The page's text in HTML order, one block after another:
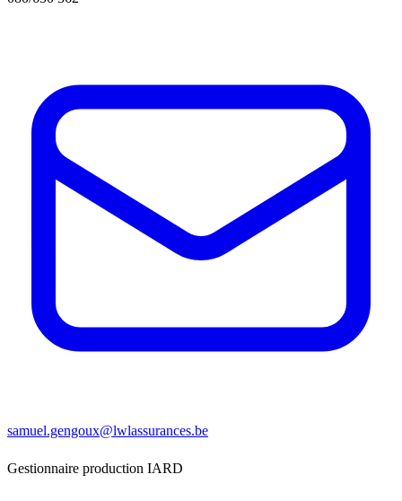
samuel.gengoux@lwlassurances.be
Gestionnaire production IARD